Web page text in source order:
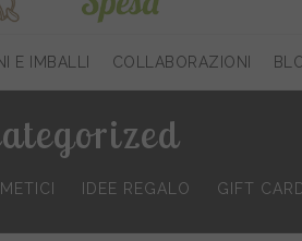
E IMBALLI COLLABORAZIONI
IDEE REGALO GIFT